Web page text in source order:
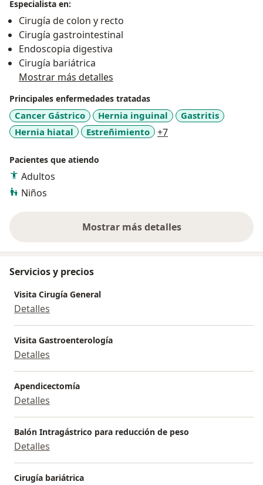
 Cirugía General
 Coloproctologia
 Hepatología
 Manejo de la Obesidad (Cirugía Bariátrica y Balón
Intragastrico)
 Endoscopia vía digestiva alta
 Endoscopia vía digestiva baja
 Endoscopia vía digestiva alta en pediátrica
 Endoscopia vía digestiva baja en pediátrica
 Exámenes de Gastroenterología
Especialista en:
Cirugía de colon y recto
Cirugía gastrointestinal
Endoscopia digestiva
Cirugía bariátrica
Mostrar más detalles
Principales enfermedades tratadas
Cancer Gástrico Hernia inguinal
Gastritis
Hernia hiatal
Estreñimiento +7
Pacientes que atiendo
Adultos
Niños
Mostrar más detalles
sobre la experiencia
Servicios y precios
Visita Cirugía General
Detalles
Visita Gastroenterología
Detalles
Apendicectomía
Detalles
Balón Intragástrico para reducción de peso
Detalles
Cirugía bariátrica